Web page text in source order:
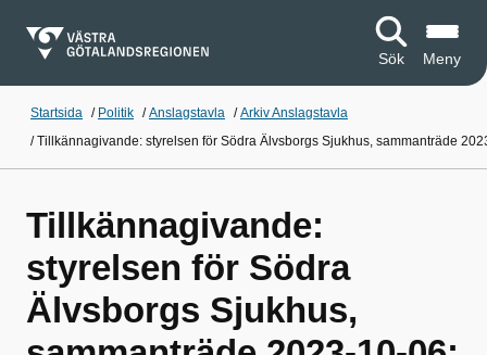
Sök Meny
Startsida / Politik /Anslagstavla /Arkiv Anslagstavla
/Tillkännagivande: styrelsen för Södra Älvsborgs Sjukhus, sammanträde
Tillkännagivande:
styrelsen för Södra
Älvsborgs Sjukhus,